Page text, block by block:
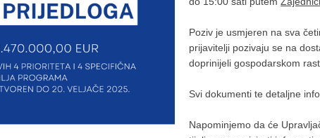
Poziv je usmjeren na sva
prijavitelji pozivaju se na
doprinijeli gospodarskom
Svi dokumenti te detaljne
Napominjemo da će